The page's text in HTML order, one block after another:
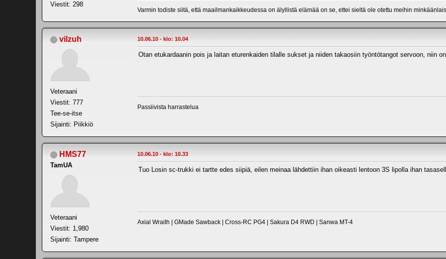
Viestit: 298
Varmin todiste siitä, että maailmankaikkeudessa on älyllistä elämää on se, ettei sieltä ole otettu meihin
vilzuh
Veteraani
Viestit: 777
Tee-se-itse
Sijainti: Piikkiö
10.06.10 - klo: 10.04
Otan etukardaanin pois ja laitan eturenkaiden tilalle sukset ja niiden takaosiin työntötangot servoon, niin
Passiivista harrastelua
HMS77
TamUA
Veteraani
Viestit: 1,980
Sijainti: Tampere
10.06.10 - klo: 10.33
Tuo Losin sc-trukki ei tartte edes siipiä, eilen meinaa lähdettiin ihan oikeasti lentoon 3S lipolla ihan
Axial Wraith | GMade Sawback | Cross-RC PG4 | Sakura D4 RWD | Sanwa MT-4